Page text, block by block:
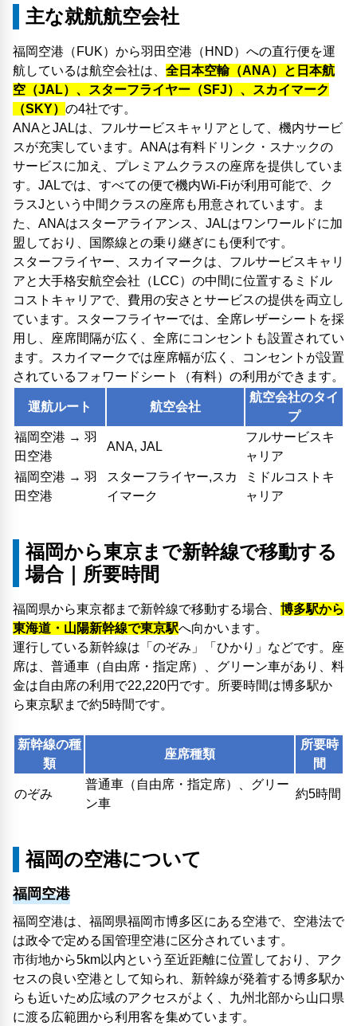
主な就航航空会社
福岡空港（FUK）から羽田空港（HND）への直行便を運
航しているは航空会社は、 全日本空輸（ANA）と日本航
空（JAL）、スターフライヤー（SFJ）、スカイマーク
（SKY） の4社です。
ANAとJALは、フルサービスキャリアとして、機内サービ
スが充実しています。ANAは有料ドリンク・スナックの
サービスに加え、プレミアムクラスの座席を提供していま
す。JALでは、すべての便で機内Wi-Fiが利用可能で、ク
ラスJという中間クラスの座席も用意されています。ま
た、ANAはスターアライアンス、JALはワンワールドに加
盟しており、国際線との乗り継ぎにも便利です。
スターフライヤー、スカイマークは、フルサービスキャリ
アと大手格安航空会社（LCC）の中間に位置するミドル
コストキャリアで、費用の安さとサービスの提供を両立し
ています。スターフライヤーでは、全席レザーシートを採
用し、座席間隔が広く、全席にコンセントも設置されてい
ます。スカイマークでは座席幅が広く、コンセントが設置
されているフォワードシート（有料）の利用ができます。
運航ルート 航空会社
航空会社のタイ
プ
福岡空港 → 羽
田空港
ANA, JAL
フルサービスキ
ャリア
福岡空港 → 羽
田空港
スターフライヤー,スカ
イマーク
ミドルコストキ
ャリア
福岡から東京まで新幹線で移動する
場合｜所要時間
福岡県から東京都まで新幹線で移動する場合、 博多駅から
東海道・山陽新幹線で東京駅へ向かいます。
運行している新幹線は「のぞみ」「ひかり」などです。座
席は、普通車（自由席・指定席）、グリーン車があり、料
金は自由席の利用で22,220円です。所要時間は博多駅か
ら東京駅まで約5時間です。
新幹線の種
類
座席種類
所要時
間
のぞみ
普通車（自由席・指定席）、グリー
ン車
約5時間
福岡の空港について
福岡空港
福岡空港は、福岡県福岡市博多区にある空港で、空港法で
は政令で定める国管理空港に区分されています。
市街地から5km以内という至近距離に位置しており、アク
セスの良い空港として知られ、新幹線が発着する博多駅か
らも近いため広域のアクセスがよく、九州北部から山口県
に渡る広範囲から利用客を集めています。